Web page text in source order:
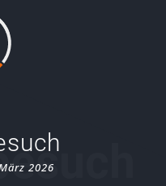
2026